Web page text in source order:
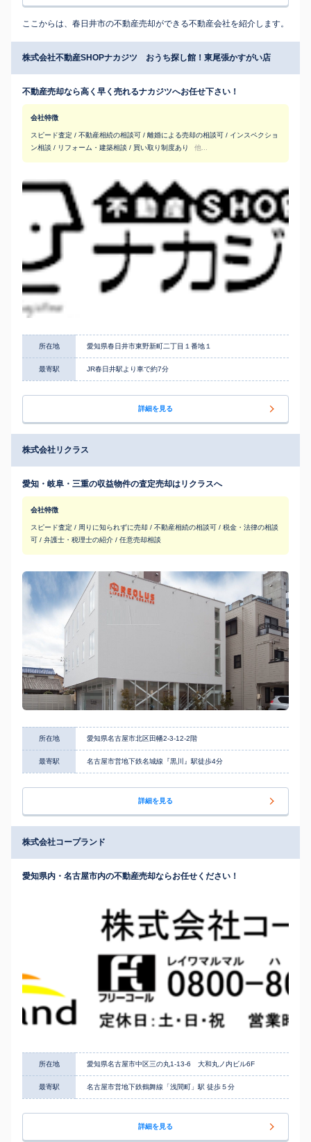
ここからは、春日井市の不動産売却ができる不動産会社を紹介します。
株式会社不動産SHOPナカジツ おうち探し館！東尾張かすがい店
不動産売却なら高く早く売れるナカジツへお任せ下さい！
会社特徴
スピード査定 / 不動産相続の相談可 / 離婚による売却の相談可 / インスペクショ
ン相談 / リフォーム・建築相談 / 買い取り制度あり
他...
所在地 愛知県春日井市東野新町二丁目１番地１
最寄駅 JR春日井駅より車で約7分
詳細を見る
株式会社リクラス
愛知・岐阜・三重の収益物件の査定売却はリクラスへ
会社特徴
スピード査定 / 周りに知られずに売却 / 不動産相続の相談可 / 税金・法律の相談
可 / 弁護士・税理士の紹介 / 任意売却相談
所在地 愛知県名古屋市北区田幡2-3-12-2階
最寄駅 名古屋市営地下鉄名城線『黒川』駅徒歩4分
詳細を見る
株式会社コープランド
愛知県内・名古屋市内の不動産売却ならお任せください！
所在地 愛知県名古屋市中区三の丸1-13-6 大和丸ノ内ビル6F
最寄駅 名古屋市営地下鉄鶴舞線「浅間町」駅 徒歩５分
詳細を見る